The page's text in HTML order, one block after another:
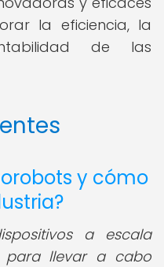
la eficiencia, la
de las
y cómo
a escala
para llevar a cabo